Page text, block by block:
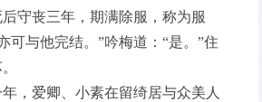
守丧三年，期满除服，称为服
可与他完结。”吟梅道：“是。”住
，爱卿、小素在留绮居与众美人